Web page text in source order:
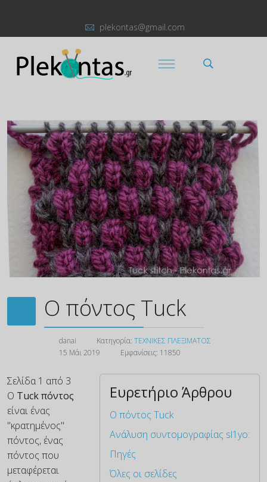
plekontas@gmail.com
Ο πόντος Tuck
danai Κατηγορία: ΤΕΧΝΙΚΕΣ ΠΛΕΞΙΜΑΤΟΣ
15 Μάι 2019
Εμφανίσεις: 11850
Ευρετήριο Άρθρου
Ο πόντος Tuck
Ανάλυση συντομογραφίας sl1yo:
Πηγές
Όλες οι σελίδες
Σελίδα 1 από 3
Ο Tuck πόντος
είναι ένας
"κρατημένος"
πόντος, ένας
πόντος που
μεταφέρεται